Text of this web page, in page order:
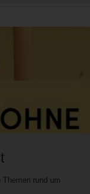
rund um